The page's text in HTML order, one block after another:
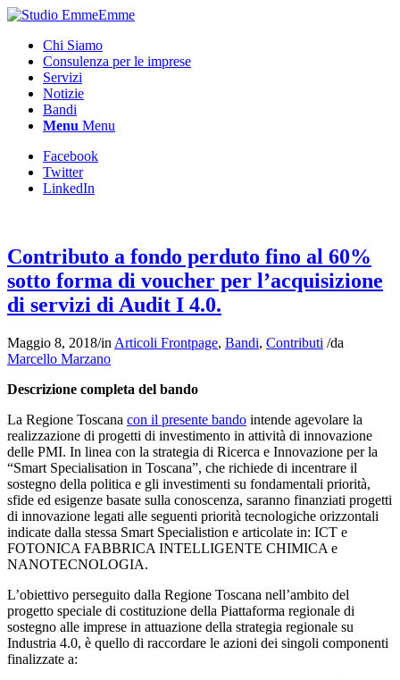
Chi Siamo
Consulenza per le imprese
Servizi
Notizie
Bandi
Menu Menu
Facebook
Twitter
LinkedIn
Contributo a fondo perduto fino al 60%
sotto forma di voucher per l’acquisizione
di servizi di Audit I 4.0.
Maggio 8, 2018/in Articoli Frontpage, Bandi, Contributi /da
Marcello Marzano
Descrizione completa del bando
La Regione Toscana con il presente bando intende agevolare la
realizzazione di progetti di investimento in attività di innovazione
delle PMI. In linea con la strategia di Ricerca e Innovazione per la
“Smart Specialisation in Toscana”, che richiede di incentrare il
sostegno della politica e gli investimenti su fondamentali priorità,
sfide ed esigenze basate sulla conoscenza, saranno finanziati progetti
di innovazione legati alle seguenti priorità tecnologiche orizzontali
indicate dalla stessa Smart Specialistion e articolate in: ICT e
FOTONICA FABBRICA INTELLIGENTE CHIMICA e
NANOTECNOLOGIA.
L’obiettivo perseguito dalla Regione Toscana nell’ambito del
progetto speciale di costituzione della Piattaforma regionale di
sostegno alle imprese in attuazione della strategia regionale su
Industria 4.0, è quello di raccordare le azioni dei singoli componenti
finalizzate a: